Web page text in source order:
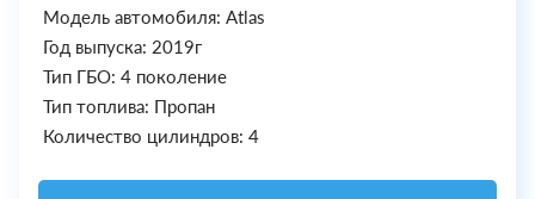
Модель автомобиля: Atlas
Год выпуска: 2019г
Тип ГБО: 4 поколение
Тип топлива: Пропан
Количество цилиндров: 4